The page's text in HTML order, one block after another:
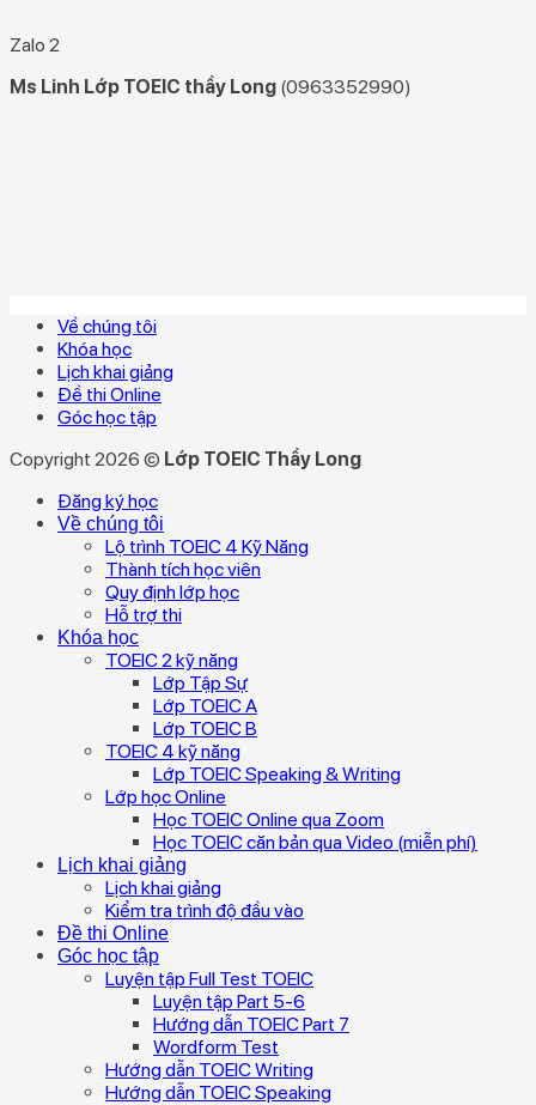
Zalo 2
Ms Linh Lớp TOEIC thầy Long (0963352990)
Về chúng tôi
Khóa học
Lịch khai giảng
Đề thi Online
Góc học tập
Copyright 2026 © Lớp TOEIC Thầy Long
Đăng ký học
Về chúng tôi
Lộ trình TOEIC 4 Kỹ Năng
Thành tích học viên
Quy định lớp học
Hỗ trợ thi
Khóa học
TOEIC 2 kỹ năng
Lớp Tập Sự
Lớp TOEIC A
Lớp TOEIC B
TOEIC 4 kỹ năng
Lớp TOEIC Speaking & Writing
Lớp học Online
Học TOEIC Online qua Zoom
Học TOEIC căn bản qua Video (miễn phí)
Lịch khai giảng
Lịch khai giảng
Kiểm tra trình độ đầu vào
Đề thi Online
Góc học tập
Luyện tập Full Test TOEIC
Luyện tập Part 5-6
Hướng dẫn TOEIC Part 7
Wordform Test
Hướng dẫn TOEIC Writing
Hướng dẫn TOEIC Speaking